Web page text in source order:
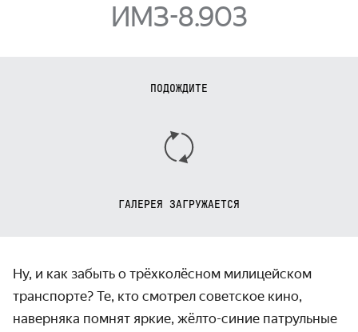
ИМЗ-8.903
ПОДОЖДИТЕ
ГАЛЕРЕЯ ЗАГРУЖАЕТСЯ
Ну, и как забыть о трёхколёсном милицейском
транспорте? Те, кто смотрел советское кино,
наверняка помнят яркие, жёлто-синие патрульные